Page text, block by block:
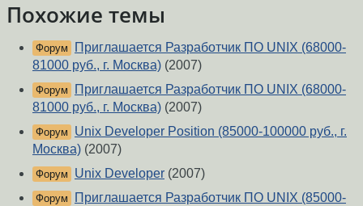
Похожие темы
Форум
Приглашается Разработчик ПО UNIX (68000-
81000 руб., г. Москва) (2007)
Форум
Приглашается Разработчик ПО UNIX (68000-
81000 руб., г. Москва) (2007)
Форум
Unix Developer Position (85000-100000 руб., г.
Москва) (2007)
Форум Unix Developer (2007)
Форум
Приглашается Разработчик ПО UNIX (85000-